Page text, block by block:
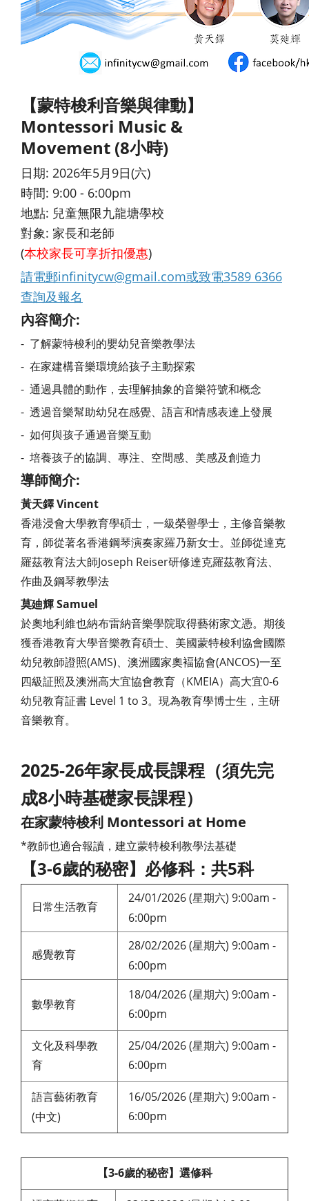
【蒙特梭利音樂與律動】
Montessori Music &
Movement (8小時)
日期: 2026年5月9日(六)
時間: 9:00 - 6:00pm
地點: 兒童無限九龍塘學校
對象: 家長和老師
(本校家長可享折扣優惠)
請電郵infinitycw@gmail.com或致電3589 6366
查詢及報名
內容簡介:
- 了解蒙特梭利的嬰幼兒音樂教學法
- 在家建構音樂環境給孩子主動探索
- 通過具體的動作，去理解抽象的音樂符號和概念
- 透過音樂幫助幼兒在感覺、語言和情感表達上發展
- 如何與孩子通過音樂互動
- 培養孩子的協調、專注、空間感、美感及創造力
導師簡介:
黃天鐸Vincent
香港浸會大學教育學碩士，一級榮譽學士，主修音樂教
育，師從著名香港鋼琴演奏家羅乃新女士。並師從達克
羅茲教育法大師Joseph Reiser研修達克羅茲教育法、
作曲及鋼琴教學法
莫廸輝Samuel
於奧地利維也納布雷納音樂學院取得藝術家文憑。期後
獲香港教育大學音樂教育碩士、美國蒙特梭利協會國際
幼兒教師證照(AMS)、澳洲國家奧褔協會(ANCOS)一至
四級証照及澳洲高大宜協會教育（KMEIA）高大宜0-6
幼兒教育証書 Level 1 to 3。現為教育學博士生，主研
音樂教育。
2025-26年家長成長課程（須先完
成8小時基礎家長課程）
在家蒙特梭利 Montessori at Home
*教師也適合報讀，建立蒙特梭利教學法基礎
【3-6歲的秘密】必修科：共5科
日常生活教育
24/01/2026 (星期六) 9:00am -
6:00pm
感覺教育
28/02/2026 (星期六) 9:00am -
6:00pm
數學教育
18/04/2026 (星期六) 9:00am -
6:00pm
文化及科學教
育
25/04/2026 (星期六) 9:00am -
6:00pm
語言藝術教育
(中文)
16/05/2026 (星期六) 9:00am -
6:00pm
【3-6歲的秘密】選修科